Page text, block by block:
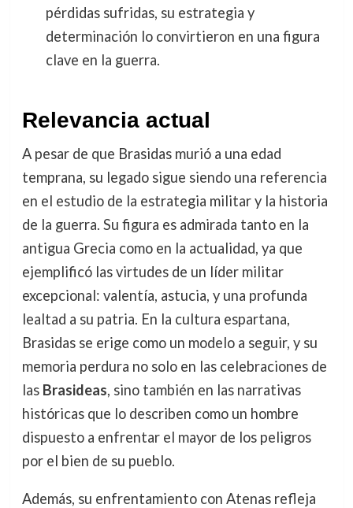
pérdidas sufridas, su estrategia y
determinación lo convirtieron en una figura
clave en la guerra.
Relevancia actual
A pesar de que Brasidas murió a una edad
temprana, su legado sigue siendo una referencia
en el estudio de la estrategia militar y la historia
de la guerra. Su figura es admirada tanto en la
antigua Grecia como en la actualidad, ya que
ejemplificó las virtudes de un líder militar
excepcional: valentía, astucia, y una profunda
lealtad a su patria. En la cultura espartana,
Brasidas se erige como un modelo a seguir, y su
memoria perdura no solo en las celebraciones de
las Brasideas, sino también en las narrativas
históricas que lo describen como un hombre
dispuesto a enfrentar el mayor de los peligros
por el bien de su pueblo.
Además, su enfrentamiento con Atenas refleja